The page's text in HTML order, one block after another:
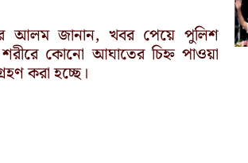
আলম জানান, খবর পেয়ে পুলিশ
শরীরে কোনো আঘাতের চিহ্ন পাওয়া
করা হচ্ছে।